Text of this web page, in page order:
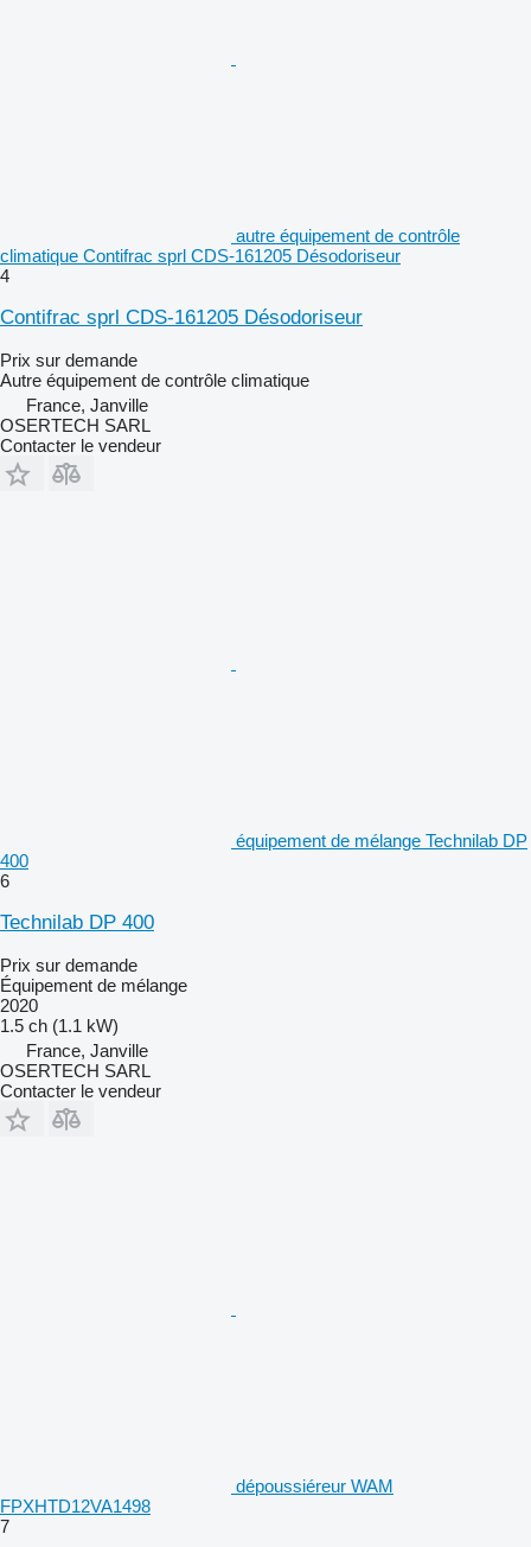
autre équipement de contrôle
climatique Contifrac sprl CDS-161205 Désodoriseur
4
Contifrac sprl CDS-161205 Désodoriseur
Prix sur demande
Autre équipement de contrôle climatique
France, Janville
OSERTECH SARL
Contacter le vendeur
équipement de mélange Technilab DP
400
6
Technilab DP 400
Prix sur demande
Équipement de mélange
2020
1.5 ch (1.1 kW)
France, Janville
OSERTECH SARL
Contacter le vendeur
dépoussiéreur WAM
FPXHTD12VA1498
7